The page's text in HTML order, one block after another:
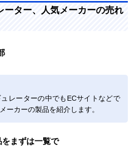
ーター、人気メーカーの売れ
レーターの中でもECサイトなどで
ーカーの製品を紹介します。
まずは一覧で